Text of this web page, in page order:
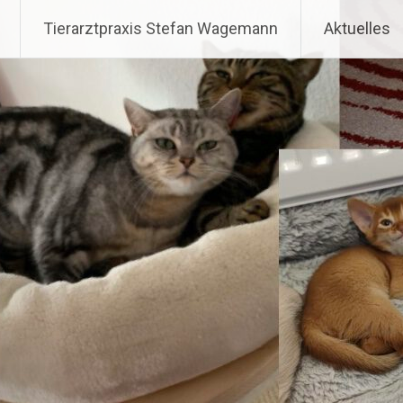
springen
Tierarztpraxis Stefan
Tierarztpraxis Stefan Wagemann Aktuelles